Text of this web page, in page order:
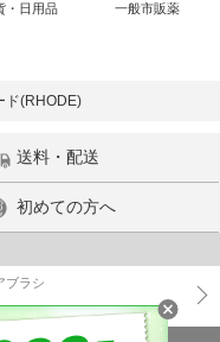
・日用品 一般市販薬
ド(RHODE)
送料・配送
初めての方へ
ブラシ